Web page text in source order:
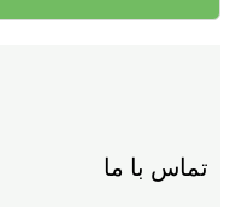
تماس با ما